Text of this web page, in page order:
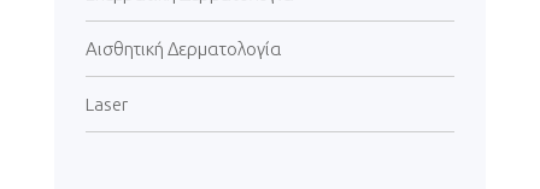
Αισθητική Δερματολογία
Laser